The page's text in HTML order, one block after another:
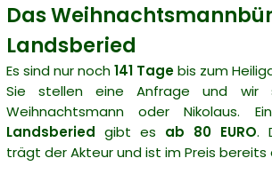
Das
Landsberied
Es sind nur noch141 Tagebis zum
Sie stellen eine Anfrage und wir
Weihnachtsmann oder Nikolaus.
Landsberied gibt es ab 80 EURO.
trägt der Akteur und ist im Preis